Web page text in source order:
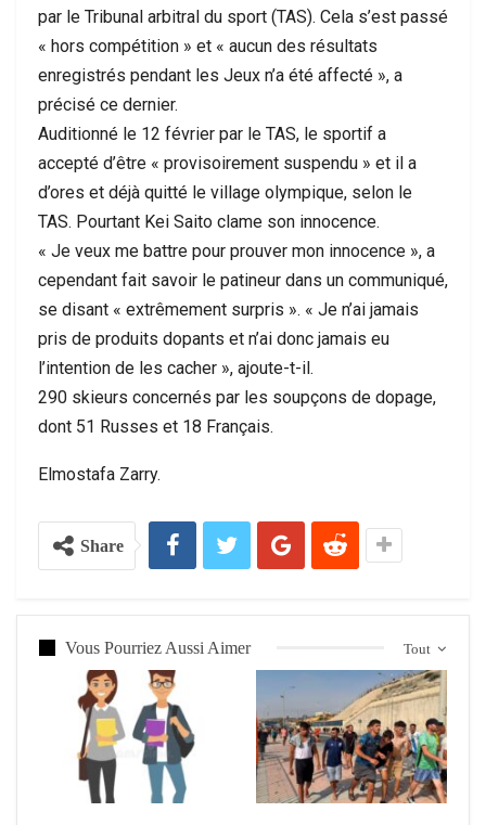
par le Tribunal arbitral du sport (TAS). Cela s’est passé
« hors compétition » et « aucun des résultats
enregistrés pendant les Jeux n’a été affecté », a
précisé ce dernier.
Auditionné le 12 février par le TAS, le sportif a
accepté d’être « provisoirement suspendu » et il a
d’ores et déjà quitté le village olympique, selon le
TAS. Pourtant Kei Saito clame son innocence.
« Je veux me battre pour prouver mon innocence », a
cependant fait savoir le patineur dans un communiqué,
se disant « extrêmement surpris ». « Je n’ai jamais
pris de produits dopants et n’ai donc jamais eu
l’intention de les cacher », ajoute-t-il.
290 skieurs concernés par les soupçons de dopage,
dont 51 Russes et 18 Français.
Elmostafa Zarry.
Share
Tout
Vous Pourriez Aussi Aimer